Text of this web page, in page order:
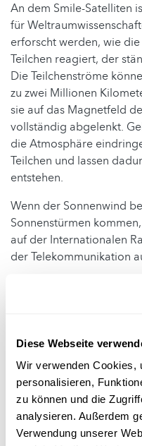
Diese Webseite
Wir verwenden Cookies,
personalisieren,
zu können und die
analysieren. Außerdem
Verwendung unserer
An dem Smile-Satelliten
für
erforscht werden, wie
Teilchen reagiert, der
Die Teilchenströme
zu zwei Millionen
sie auf das Magnetfeld
vollständig abgelenkt.
die Atmosphäre
Teilchen und lassen
entstehen.
Wenn der Sonnenwind
Sonnenstürmen
auf der Internationalen
der Telekommunikation
Der Smile-Satellit soll
überfliegen, um seine
erreicht er eine Höhe
Solarzellenflügel.
Die Trägerrakete Vega-
vermarktet worden. Seit
Unternehmen Avio für